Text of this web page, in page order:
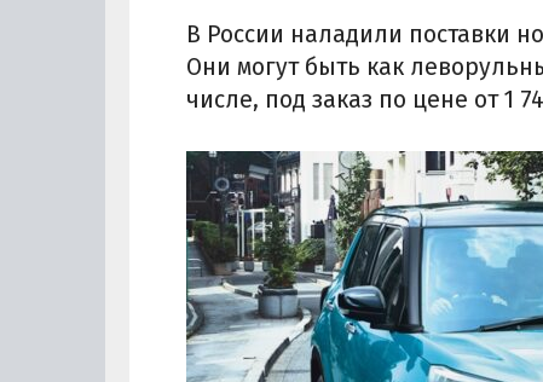
В России наладили поставки
Они могут быть как
числе, под заказ по цене от 1